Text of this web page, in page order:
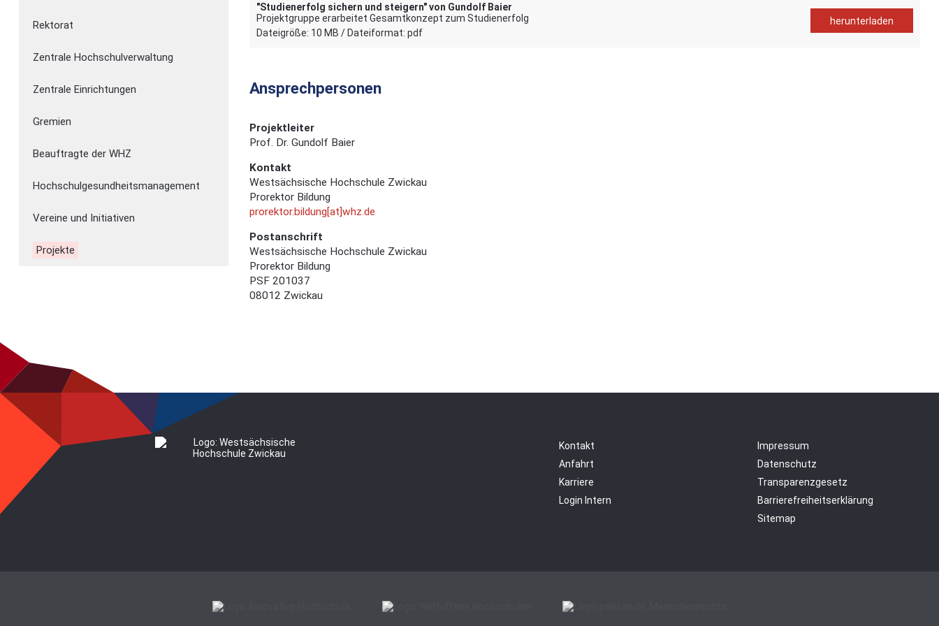
Rektorat
Zentrale Hochschulverwaltung
Zentrale Einrichtungen
Gremien
Beauftragte der WHZ
Hochschulgesundheitsmanagement
Vereine und Initiativen
Projekte
"Studienerfolg sichern und steigern" von Gundolf Baier
Projektgruppe erarbeitet Gesamtkonzept zum Studienerfolg
Dateigröße: 10 MB / Dateiformat: pdf
herunterladen
Ansprechpersonen
Projektleiter
Prof. Dr. Gundolf Baier
Kontakt
Westsächsische Hochschule Zwickau
Prorektor Bildung
prorektor.bildung[at]whz.de
Postanschrift
Westsächsische Hochschule Zwickau
Prorektor Bildung
PSF 201037
08012 Zwickau
Kontakt
Anfahrt
Karriere
Login Intern
Impressum
Datenschutz
Transparenzgesetz
Barrierefreiheitserklärung
Sitemap